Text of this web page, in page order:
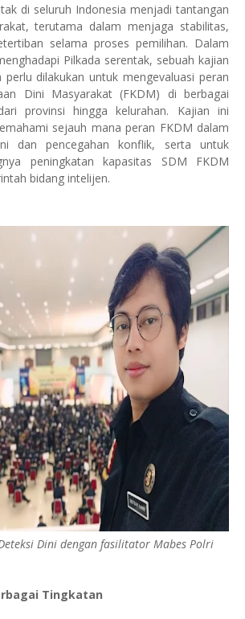
di seluruh Indonesia menjadi tantangan
terutama dalam menjaga stabilitas,
selama proses pemilihan. Dalam
Pilkada serentak, sebuah kajian
dilakukan untuk mengevaluasi peran
Dini Masyarakat (FKDM) di berbagai
provinsi hingga kelurahan. Kajian ini
sejauh mana peran FKDM dalam
dan pencegahan konflik, serta untuk
peningkatan kapasitas SDM FKDM
bidang intelijen.
Dini dengan fasilitator Mabes Polri
Tingkatan